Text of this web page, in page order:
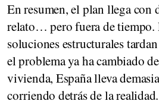
En resumen, el plan llega con
relato… pero fuera de tiempo.
soluciones estructurales
el problema ya ha cambiado
vivienda, España lleva
corriendo detrás de la realidad.